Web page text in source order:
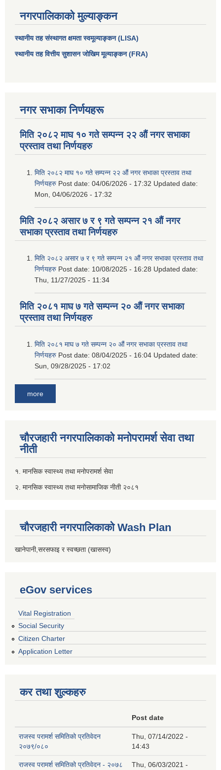
नगरपालिकाको मुल्याङ्कन
स्थानीय तह संस्थागत क्षमता स्वमूल्याङ्कन (LISA)
स्थानीय तह वित्तीय सुशासन जोखिम मूल्याङ्कन (FRA)
नगर सभाका निर्णयहरू
मिति २०८२ माघ १० गते सम्पन्न २२ औं नगर सभाका
प्रस्ताव तथा निर्णयहरु
मिति २०८२ माघ १० गते सम्पन्न २२ औं नगर सभाका प्रस्ताव तथा
निर्णयहरु Post date: 04/06/2026 - 17:32 Updated date:
Mon, 04/06/2026 - 17:32
मिति २०८२ असार ७ र ९ गते सम्पन्न २१ औं नगर
सभाका प्रस्ताव तथा निर्णयहरु
मिति २०८२ असार ७ र ९ गते सम्पन्न २१ औं नगर सभाका प्रस्ताव तथा
निर्णयहरु Post date: 10/08/2025 - 16:28 Updated date:
Thu, 11/27/2025 - 11:34
मिति २०८१ माघ ७ गते सम्पन्न २० औं नगर सभाका
प्रस्ताव तथा निर्णयहरु
मिति २०८१ माघ ७ गते सम्पन्न २० औं नगर सभाका प्रस्ताव तथा
निर्णयहरु Post date: 08/04/2025 - 16:04 Updated date:
Sun, 09/28/2025 - 17:02
more
चौरजहारी नगरपालिकाको मनोपरामर्श सेवा तथा
नीती
१. मानसिक स्वास्थ्य तथा मनोपरामर्श सेवा
२. मानसिक स्वास्थ्य तथा मनोसामाजिक नीती २०८१
चौरजहारी नगरपालिकाको Wash Plan
खानेपानी,सरसफाइ र स्वच्छता (खासस्व)
eGov services
Vital Registration
Social Security
Citizen Charter
Application Letter
कर तथा शुल्कहरु
Post date
राजस्व परामर्श समितिको प्रतिवेदन
२०७९/०८०
Thu, 07/14/2022 -
14:43
राजस्व परामर्श समितिको प्रतिवेदन - २०७८
Thu, 06/03/2021 -